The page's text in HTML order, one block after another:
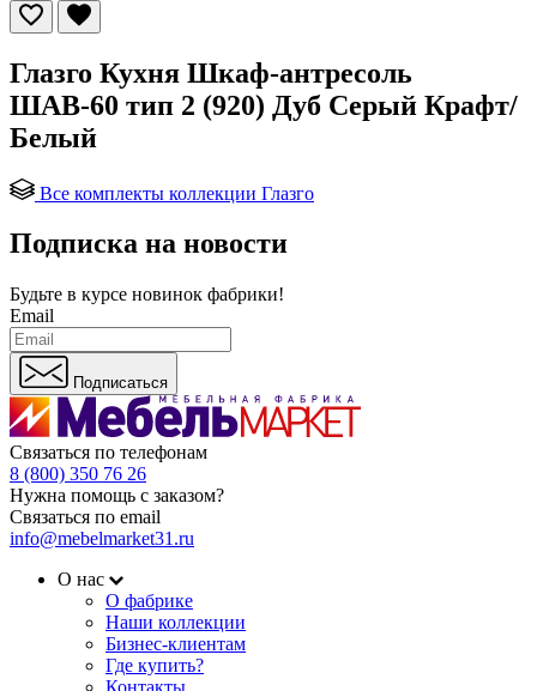
Глазго Кухня Шкаф-антресоль
ШАВ-60 тип 2 (920) Дуб Серый Крафт/
Белый
Все комплекты коллекции Глазго
Подписка на новости
Будьте в курсе новинок фабрики!
Email
Подписаться
Связаться по телефонам
8 (800) 350 76 26
Нужна помощь с заказом?
Связаться по email
info@mebelmarket31.ru
О нас
О фабрике
Наши коллекции
Бизнес-клиентам
Где купить?